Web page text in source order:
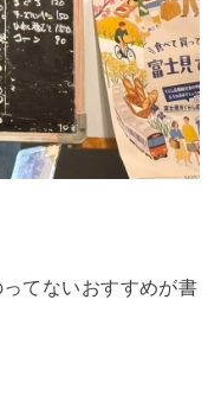
てないおすすめが書